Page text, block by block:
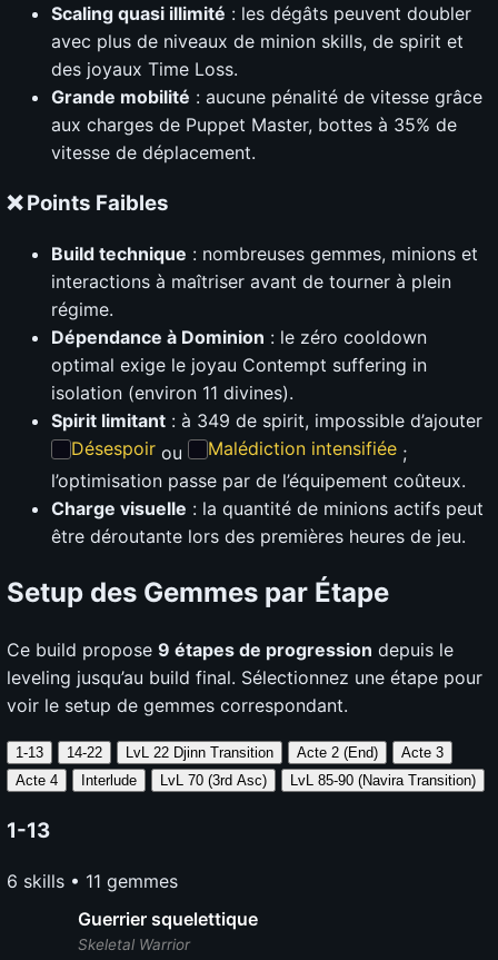
Scaling quasi illimité : les dégâts peuvent doubler
avec plus de niveaux de minion skills, de spirit et
des joyaux Time Loss.
Grande mobilité : aucune pénalité de vitesse grâce
aux charges de Puppet Master, bottes à 35% de
vitesse de déplacement.
❌ Points Faibles
Build technique : nombreuses gemmes, minions et
interactions à maîtriser avant de tourner à plein
régime.
Dépendance à Dominion : le zéro cooldown
optimal exige le joyau Contempt suffering in
isolation (environ 11 divines).
Spirit limitant : à 349 de spirit, impossible d’ajouter
Désespoir ou Malédiction intensifiée ;
l’optimisation passe par de l’équipement coûteux.
Charge visuelle : la quantité de minions actifs peut
être déroutante lors des premières heures de jeu.
Setup des Gemmes par Étape
Ce build propose 9 étapes de progression depuis le
leveling jusqu’au build final. Sélectionnez une étape pour
voir le setup de gemmes correspondant.
1-13 14-22 LvL 22 Djinn Transition Acte 2 (End)
Acte 3
Acte 4
Interlude LvL 70 (3rd Asc) LvL 85-90 (Navira Transition)
1-13
6 skills • 11 gemmes
Guerrier squelettique
Skeletal Warrior